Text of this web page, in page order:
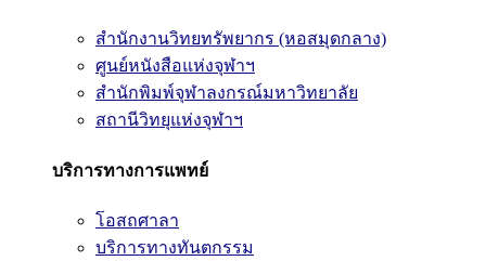
สำนักงานวิทยทรัพยากร (หอสมุดกลาง)
ศูนย์หนังสือแห่งจุฬาฯ
สำนักพิมพ์จุฬาลงกรณ์มหาวิทยาลัย
สถานีวิทยุแห่งจุฬาฯ
บริการทางการแพทย์
โอสถศาลา
บริการทางทันตกรรม